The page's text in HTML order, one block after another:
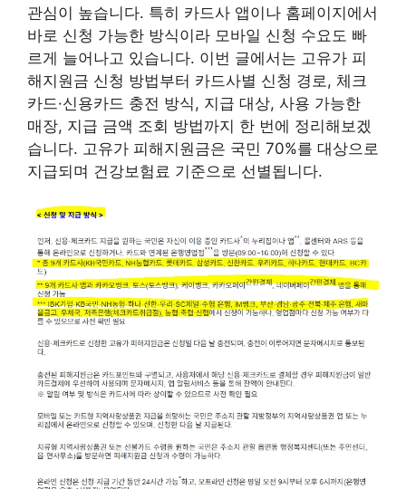
관심이 높습니다. 특히 카드사 앱이나 홈페이지에서
바로 신청 가능한 방식이라 모바일 신청 수요도 빠
르게 늘어나고 있습니다. 이번 글에서는 고유가 피
해지원금 신청 방법부터 카드사별 신청 경로, 체크
카드·신용카드 충전 방식, 지급 대상, 사용 가능한
매장, 지급 금액 조회 방법까지 한 번에 정리해보겠
습니다. 고유가 피해지원금은 국민 70%를 대상으로
지급되며 건강보험료 기준으로 선별됩니다.